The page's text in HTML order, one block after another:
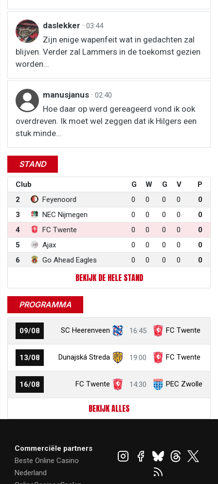
daslekker · 03:44
Zijn enige wapenfeit wat in gedachten zal
blijven. Verder zal Lammers in de toekomst gezien
worden...
manusjanus · 02:40
Hoe daar op werd gereageerd vond ik ook
overdreven. Ik moet wel zeggen dat ik Hilgers een
stuk minde...
STAND
Club G W G V
P
2
Feyenoord 0 0 0 0
0
3
NEC Nijmegen 0 0 0 0
0
4
FC Twente 0 0 0 0
0
5
Ajax 0 0 0 0
0
6
Go Ahead Eagles 0 0 0 0 0
BEKIJK DE HELE STAND
PROGRAMMA
09/08 SC Heerenveen 16:45 FC Twente
13/08 Dunajská Streda 19:00 FC Twente
16/08 FC Twente 14:30 PEC Zwolle
BEKIJK ALLES
Commerciële partners
Beste Online Casino
Nederland